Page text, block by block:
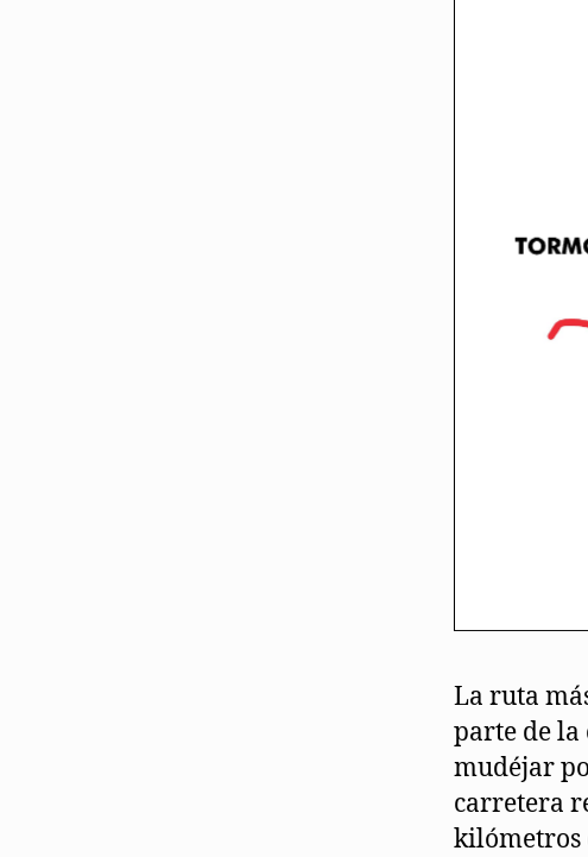
La ruta
parte de
mudéjar
carretera
kilómetros